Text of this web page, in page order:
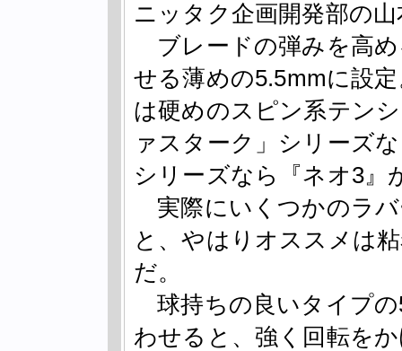
ニッタク企画開発部の
ブレードの弾みを高め
せる薄めの5.5mmに設
は硬めのスピン系テン
ァスターク」シリーズ
シリーズなら『ネオ3』
実際にいくつかのラ
と、やはりオススメは
だ。
球持ちの良いタイプの
わせると、強く回転を